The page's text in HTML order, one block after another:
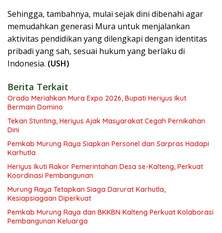
Sehingga, tambahnya, mulai sejak dini dibenahi agar
memudahkan generasi Mura untuk menjalankan
aktivitas pendidikan yang dilengkapi dengan identitas
pribadi yang sah, sesuai hukum yang berlaku di
Indonesia. (USH)
Berita Terkait
Orado Meriahkan Mura Expo 2026, Bupati Heriyus Ikut
Bermain Domino
Tekan Stunting, Heriyus Ajak Masyarakat Cegah Pernikahan
Dini
Pemkab Murung Raya Siapkan Personel dan Sarpras Hadapi
Karhutla
Heriyus Ikuti Rakor Pemerintahan Desa se-Kalteng, Perkuat
Koordinasi Pembangunan
Murung Raya Tetapkan Siaga Darurat Karhutla,
Kesiapsiagaan Diperkuat
Pemkab Murung Raya dan BKKBN Kalteng Perkuat Kolaborasi
Pembangunan Keluarga